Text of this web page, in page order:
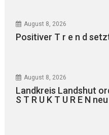
August 8, 2026
Positiver T r e n d
August 8, 2026
Landkreis Landshut
S T R U K T U R E N neu